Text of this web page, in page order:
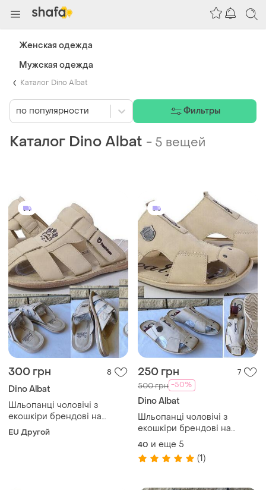
Каталог Dino Albat
Каталог Dino Albat - 5 вещей
300 грн 8
Dino Albat
Шльопанці чоловічі з
екошкіри брендові на
товстій легкій підошві dino
albat 506-59(l1852-6)
EU Другой
250 грн 7
500 грн -50%
Dino Albat
Шльопанці чоловічі з
екошкіри брендові на
товстій легкій підошві dino
albat 506-61(l1831-6)
40 и еще 5
(1)
по популярности Фильтры
Женская одежда
Мужская одежда